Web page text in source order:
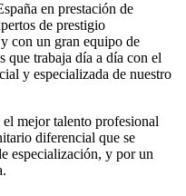
en prestación de
de prestigio
con un gran equipo de
que trabaja día a día con el
y especializada de nuestro
mejor talento profesional
diferencial que se
especialización, y por un